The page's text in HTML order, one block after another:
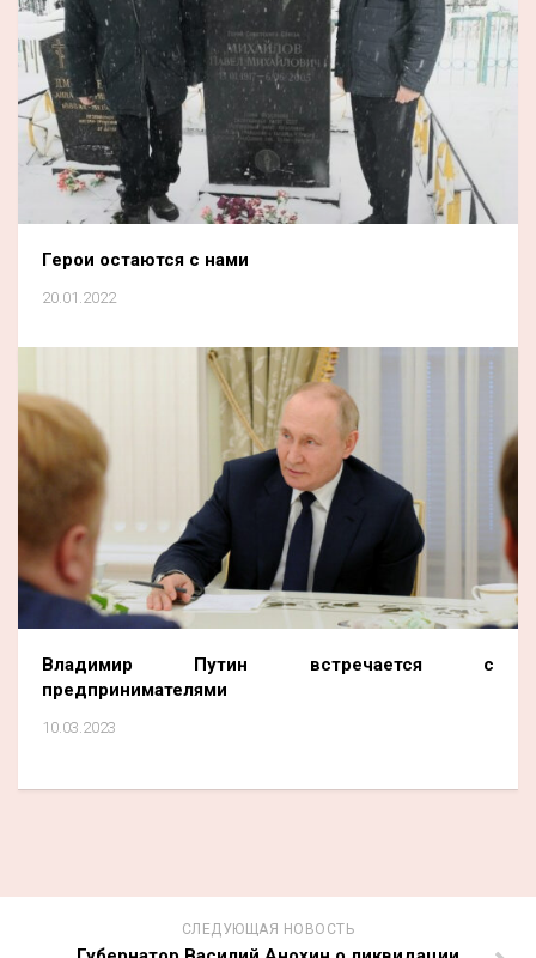
Герои остаются с нами
20.01.2022
Владимир Путин встречается с
предпринимателями
10.03.2023
СЛЕДУЮЩАЯ НОВОСТЬ